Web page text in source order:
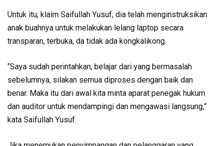
Untuk itu, klaim Saifullah Yusuf, dia telah menginstruksikan
anak buahnya untuk melakukan lelang laptop secara
transparan, terbuka, da tidak ada kongkalikong.
“Saya sudah perintahkan, belajar dari yang bermasalah
sebelumnya, silakan semua diproses dengan baik dan
benar. Maka itu dari awal kita minta aparat penegak hukum
dan auditor untuk mendampingi dan mengawasi langsung,”
kata Saifullah Yusuf.